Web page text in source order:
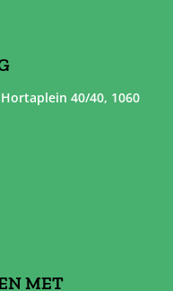
40/40, 1060
MET